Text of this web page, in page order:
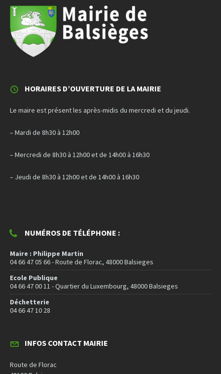
HORAIRES D’OUVERTURE DE LA MAIRIE
Le maire est présent les après-midis du mercredi et du jeudi.
– Mardi de 8h30 à 12h00
– Mercredi de 8h30 à 12h00 et de 14h00 à 16h30
– Jeudi de 8h30 à 12h00 et de 14h00 à 16h30
NUMÉROS DE TÉLÉPHONE :
Maire : Philippe Martin
04 66 47 05 66 - Route de Florac, 48000 Balsieges
Ecole Publique
04 66 47 00 11 - Quartier du Luxembourg, 48000 Balsieges
Déchetterie
04 66 47 10 28
INFOS CONTACT MAIRIE
Route de Florac